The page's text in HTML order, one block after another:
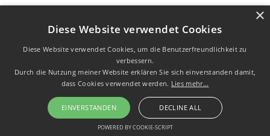
Diese Website verwendet Cookies
Diese Website verwendet Cookies, um die Benutzerfreundlichkeit zu
verbessern.
Durch die Nutzung meiner Website erklären Sie sich einverstanden damit,
dass Cookies verwendet werden. Lies mehr...
EINVERSTANDEN DECLINE ALL
POWERED BY COOKIE-SCRIPT
×